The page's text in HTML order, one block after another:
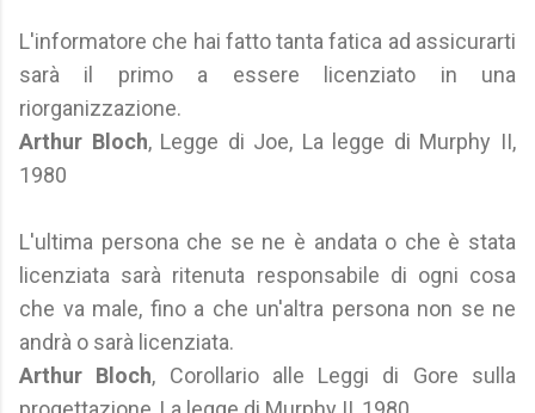
L'informatore che hai fatto tanta fatica ad assicurarti
sarà il primo a essere licenziato in una
riorganizzazione.
Arthur Bloch, Legge di Joe, La legge di Murphy II,
1980
L'ultima persona che se ne è andata o che è stata
licenziata sarà ritenuta responsabile di ogni cosa
che va male, fino a che un'altra persona non se ne
andrà o sarà licenziata.
Arthur Bloch, Corollario alle Leggi di Gore sulla